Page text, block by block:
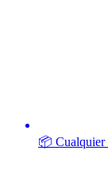
📦 Cualquier